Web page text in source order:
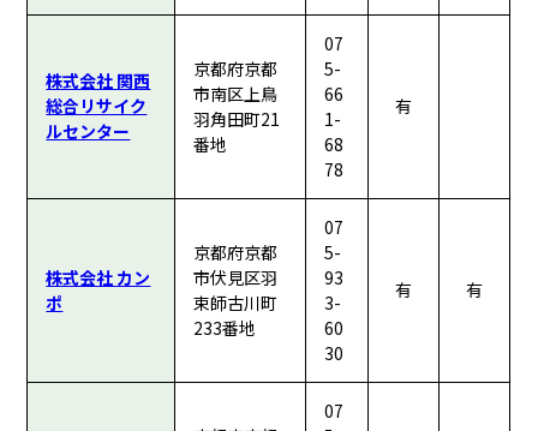
株式会社 関西
総合リサイク
ルセンター
京都府京都
市南区上鳥
羽角田町21
番地
07
5-
66
1-
68
78
有
株式会社 カン
ポ
京都府京都
市伏見区羽
束師古川町
233番地
07
5-
93
3-
60
30
有 有
07